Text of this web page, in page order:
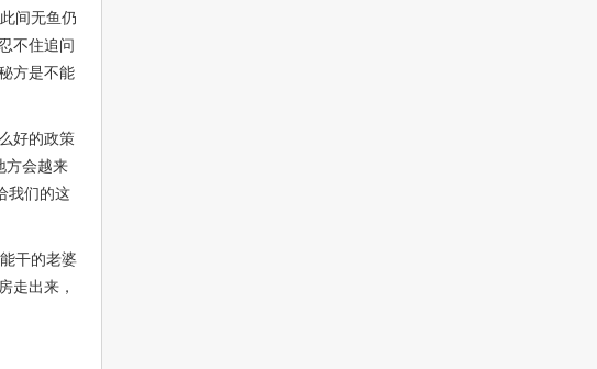
间无鱼仍
不住追问
方是不能
好的政策
方会越来
我们的这
干的老婆
走出来，